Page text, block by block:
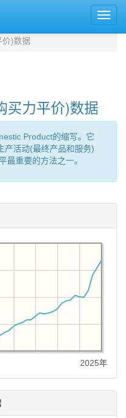
价)数据
买力平价)数据
Product的缩写。它
产活动(最终产品和服务)
最重要的方法之一。
2025年